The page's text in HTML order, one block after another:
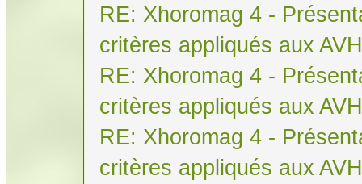
RE: Xhoromag 4 -
critères appliqués aux AVH
RE: Xhoromag 4 -
critères appliqués aux AVH
RE: Xhoromag 4 -
critères appliqués aux AVH